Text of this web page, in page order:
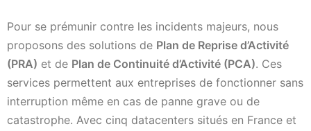
Pour se prémunir contre les incidents majeurs, nous
proposons des solutions de Plan de Reprise d’Activité
(PRA) et de Plan de Continuité d’Activité (PCA). Ces
services permettent aux entreprises de fonctionner sans
interruption même en cas de panne grave ou de
catastrophe. Avec cinq datacenters situés en France et